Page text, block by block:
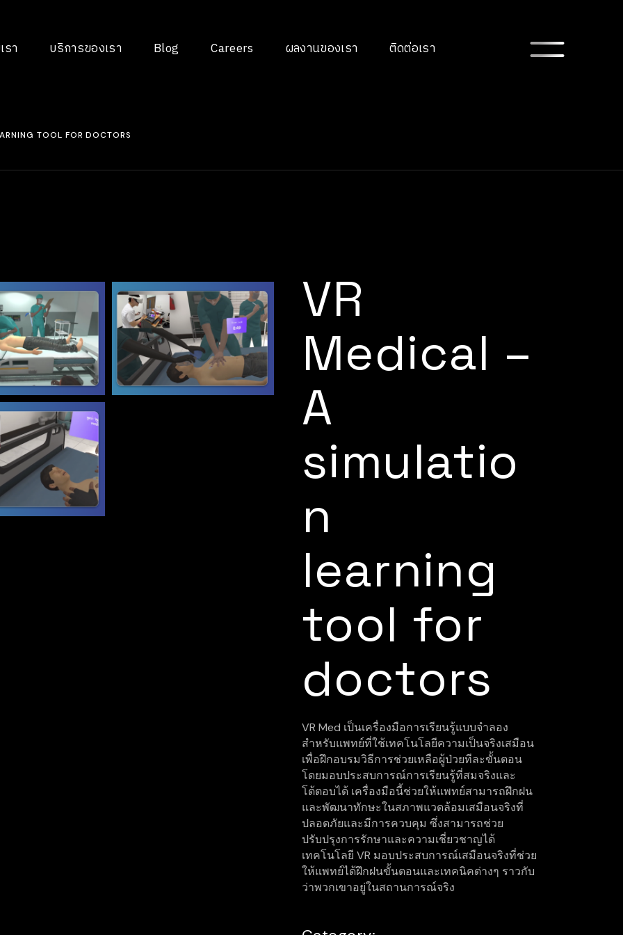
รา บริการของเรา Blog Careers ผลงานของเรา
INTELLIGENCE
APPLICATION
ติดต่อเรา
TOOL FOR DOCTORS
VR
Medical –
A
simulatio
n
learning
tool for
doctors
VR Med เป็นเครื่องมือการเรียนรู้แบบจำลอง
สำหรับแพทย์ที่ใช้เทคโนโลยีความเป็นจริงเสมือน
เพื่อฝึกอบรมวิธีการช่วยเหลือผู้ป่วยทีละขั้นตอน
โดยมอบประสบการณ์การเรียนรู้ที่สมจริงและ
โต้ตอบได้ เครื่องมือนี้ช่วยให้แพทย์สามารถฝึกฝน
และพัฒนาทักษะในสภาพแวดล้อมเสมือนจริงที่
ปลอดภัยและมีการควบคุม ซึ่งสามารถช่วย
ปรับปรุงการรักษาและความเชี่ยวชาญได้
เทคโนโลยี VR มอบประสบการณ์เสมือนจริงที่ช่วย
ให้แพทย์ได้ฝึกฝนขั้นตอนและเทคนิคต่างๆ ราวกับ
ว่าพวกเขาอยู่ในสถานการณ์จริง